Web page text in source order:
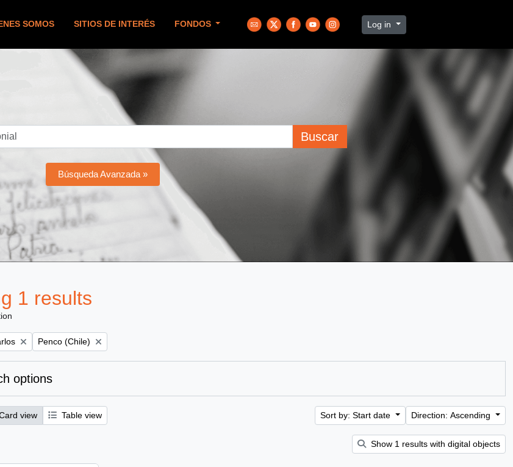
SOMOS SITIOS DE INTERÉS FONDOS Log in
Buscar
Búsqueda Avanzada »
1 results
Remove filter:
Penco (Chile)
options
view Table view Sort by: Start date Direction: Ascending
Show 1 results with digital objects